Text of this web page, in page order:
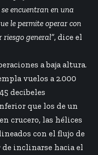
encuentran en una
le permite operar con
general”, dice el
a baja altura.
vuelos a 2.000
decibeles
que los de un
crucero, las hélices
con el flujo de
de inclinarse hacia el